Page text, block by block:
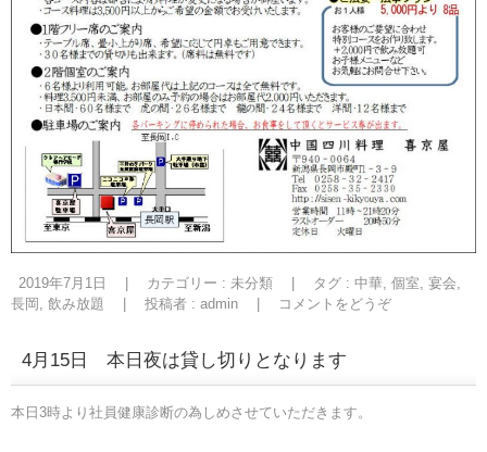
2019年7月1日 カテゴリー : 未分類 タグ : 中華, 個室, 宴会,
長岡 , 飲み放題 投稿者 : admin コメントをどうぞ
4月15日 本日夜は貸し切りとなります
本日3時より社員健康診断の為しめさせていただきます。